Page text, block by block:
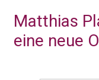
Matthias
eine neue